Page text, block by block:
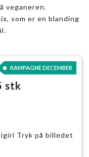
veganeren.
som er en blanding
SALE
KAMPAGNE DECEMBER
stk
Tryk på billedet